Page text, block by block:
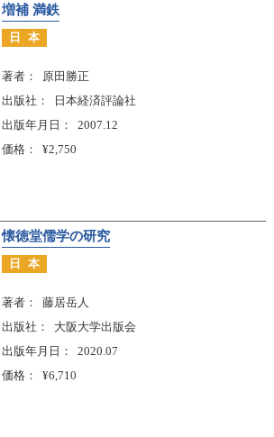
増補 満鉄
日本
著者
原田勝正
出版社
日本経済評論社
出版年月日
2007.12
価格
¥2,750
懐徳堂儒学の研究
日本
著者
藤居岳人
出版社
大阪大学出版会
出版年月日
2020.07
価格
¥6,710